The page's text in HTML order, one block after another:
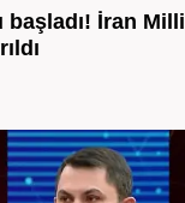
İran Milli